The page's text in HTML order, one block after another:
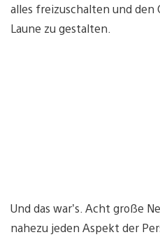
alles freizuschalten und den
Laune zu gestalten.
Und das war’s. Acht große
nahezu jeden Aspekt der